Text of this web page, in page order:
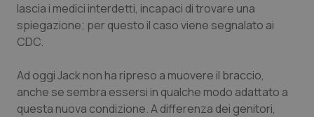
Oncologia & Nutrizione
Quotidiano Cardiologia
lascia i medici interdetti, incapaci di trovare una
spiegazione; per questo il caso viene segnalato ai
CDC.
Ad oggi Jack non ha ripreso a muovere il braccio,
anche se sembra essersi in qualche modo adattato a
questa nuova condizione. A differenza dei genitori,